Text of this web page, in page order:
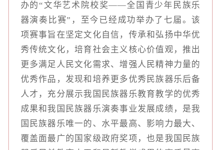
办的“文华艺术院校奖——全国青少年民族乐
器演奏比赛”，至今已经成功举办了七届。该
项赛事旨在坚定文化自信，传承和弘扬中华优
秀传统文化，培育社会主义核心价值观，推出
更多满足人民文化需求、增强人民精神力量的
优秀作品，发现和培养更多优秀民族器乐后备
人才，充分展示我国民族器乐教育教学的优秀
成果和我国民族器乐演奏事业发展成绩，是我
国民族器乐唯一的、水平最高、影响力最大、
覆盖面最广的国家级政府奖项，也是我国民族